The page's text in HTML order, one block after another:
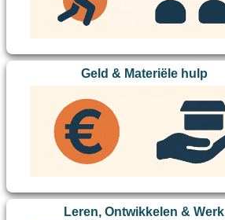
Geld & Materiële hulp
Leren, Ontwikkelen & Werk